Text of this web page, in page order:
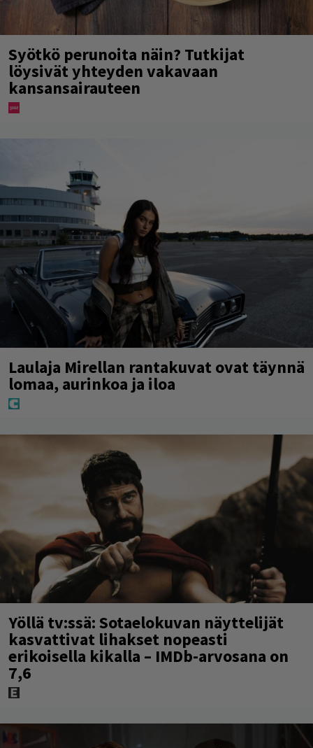
Syötkö perunoita näin? Tutkijat
löysivät yhteyden vakavaan
kansansairauteen
Laulaja Mirellan rantakuvat ovat täynnä
lomaa, aurinkoa ja iloa
Yöllä tv:ssä: Sotaelokuvan näyttelijät
kasvattivat lihakset nopeasti
erikoisella kikalla – IMDb-arvosana on
7,6